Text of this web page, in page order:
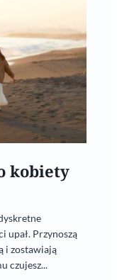
kobiety
upał. Przynoszą
i zostawiają
czujesz...